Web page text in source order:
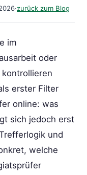
·zurück zum Blog
im
oder
erster Filter
online: was
sich jedoch erst
und
welche